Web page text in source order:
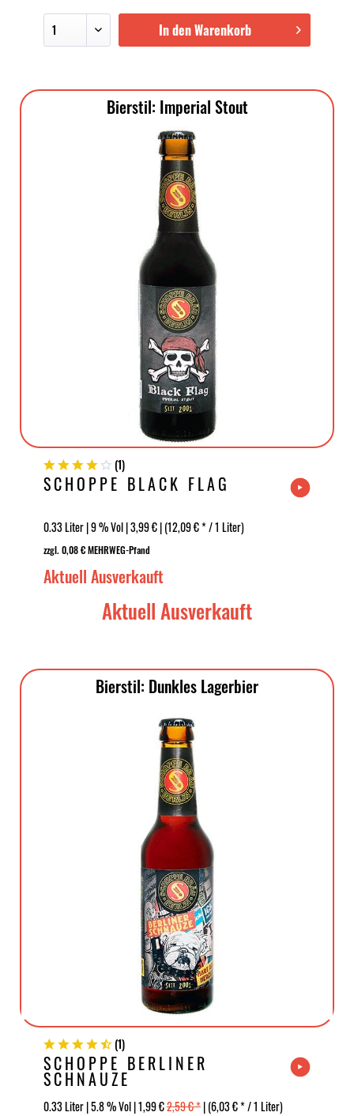
In den Warenkorb
Bierstil: Imperial Stout
(1)
SCHOPPE BLACK FLAG
0.33 Liter | 9 % Vol | 3,99 € | (12,09 € * / 1 Liter)
zzgl. 0,08 € MEHRWEG-Pfand
Aktuell Ausverkauft
Aktuell Ausverkauft
Bierstil: Dunkles Lagerbier
(1)
SCHOPPE BERLINER
SCHNAUZE
0.33 Liter | 5.8 % Vol | 1,99 €2,59 € *| (6,03 € * / 1 Liter)